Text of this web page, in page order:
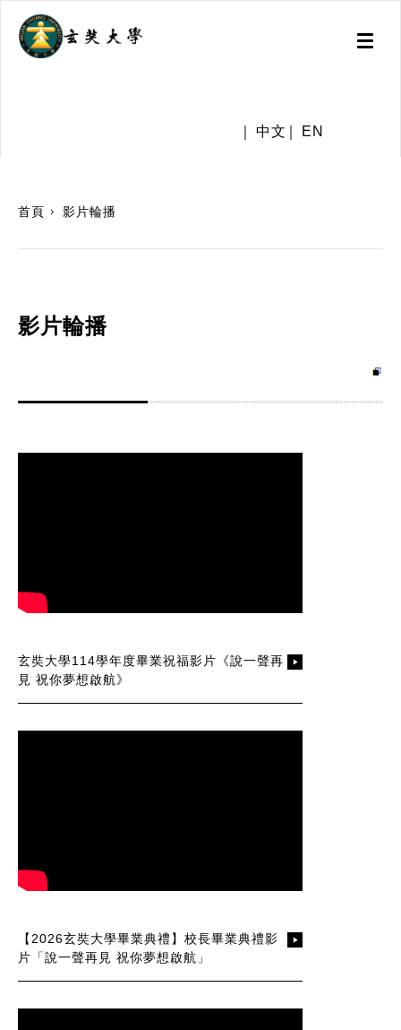
Toggle
中文 EN
首頁 影片輪播
影片輪播
玄奘大學114學年度畢業祝福影片《說一聲再
見 祝你夢想啟航》
【2026玄奘大學畢業典禮】校長畢業典禮影
片「說一聲再見 祝你夢想啟航」